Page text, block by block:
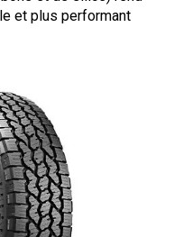
et plus performant